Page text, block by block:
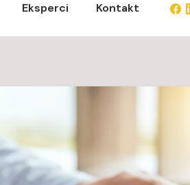
Eksperci Kontakt